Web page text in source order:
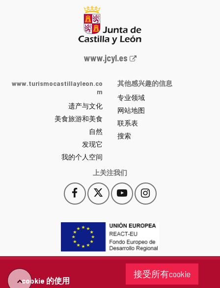
cookie 的使用
接受所有cookie
Junta
y
León
网
站
门
户
-
www.jcyl.es
www.turismocastillayleon.co
m
遗产与文化
美食旅游和美食
自然
发现它
我的个人空间
其他感兴趣的信息
专业领域
网站地图
联系表
搜索
上关注我们
Facebook
此
链
会
打
开
一
此
链
一
YouTube
此
链
会
打
开
一
个
窗
Instagram
此
链
会
开
一
个
新
窗
"回